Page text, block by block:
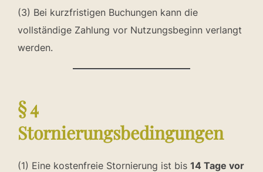
(3) Bei kurzfristigen Buchungen kann die
vollständige Zahlung vor Nutzungsbeginn verlangt
werden.
§ 4
Stornierungsbedingungen
(1) Eine kostenfreie Stornierung ist bis 14 Tage vor